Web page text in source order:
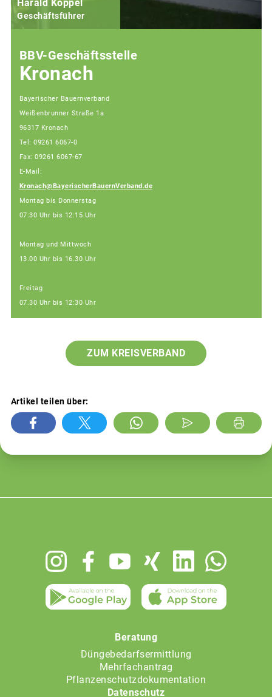
Harald Köppel
Geschäftsführer
BBV-Geschäftsstelle
Kronach
Bayerischer Bauernverband
Weißenbrunner Straße 1a
96317 Kronach
Tel: 09261 6067-0
Fax: 09261 6067-67
E-Mail:
Kronach@BayerischerBauernVerband.de
Montag bis Donnerstag
07:30 Uhr bis 12:15 Uhr
Montag und Mittwoch
13.00 Uhr bis 16.30 Uhr
Freitag
07.30 Uhr bis 12:30 Uhr
ZUM KREISVERBAND
Artikel teilen über:
Beratung
Düngebedarfsermittlung
Mehrfachantrag
Pflanzenschutzdokumentation
Datenschutz